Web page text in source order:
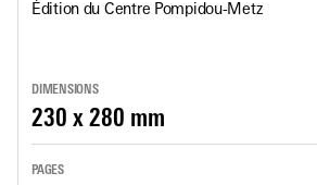
Édition du Centre Pompidou-Metz
DIMENSIONS
230 x 280 mm
PAGES